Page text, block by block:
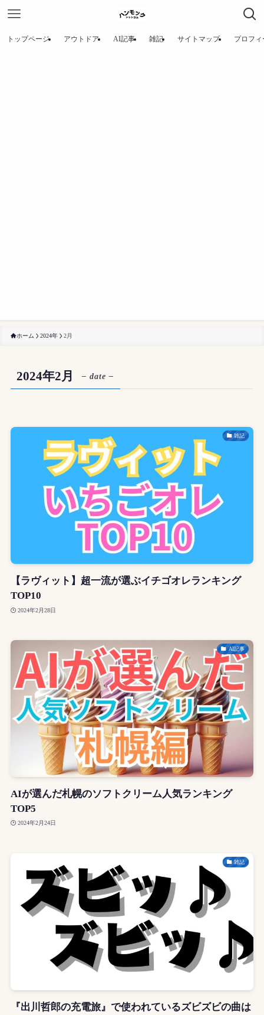
トップページ アウトドア AI記事 雑記 サイトマップ プロフィ
ホーム 2024年 2月
2024年2月 – date –
雑記
【ラヴィット】超一流が選ぶイチゴオレランキング
TOP10
2024年2月28日
AI記事
AIが選んだ札幌のソフトクリーム人気ランキング
TOP5
2024年2月24日
雑記
『出川哲郎の充電旅』で使われているズビズビの曲は